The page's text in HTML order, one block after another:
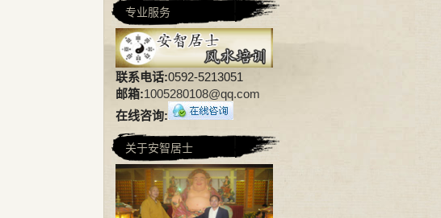
专业服务
联系电话:0592-5213051
邮箱:1005280108@qq.com
在线咨询:
关于安智居士